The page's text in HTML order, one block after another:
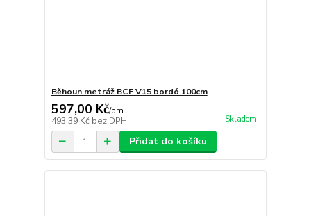
Běhoun metráž BCF V15 bordó 100cm
597,00 Kč/bm
493,39 Kč bez DPH Skladem
Přidat do košíku